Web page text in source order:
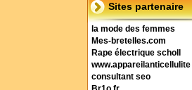
Sites partenaire
la mode des femmes
Mes-bretelles.com
Rape électrique scholl
www.appareilanticellulite
consultant seo